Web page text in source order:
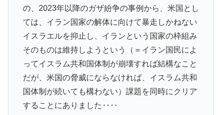
の、2023年以降のガザ紛争の事例から、米国とし
ては、イラン国家の解体に向けて暴走しかねない
イスラエルを抑止し、イランという国家の枠組み
そのものは維持しようという（＝イラン国民によ
ってイスラム共和国体制が崩壊すれば結構なこと
だが、米国の脅威にならなければ、イスラム共和
国体制が続いても構わない）課題を同時にクリア
することにありました‥‥